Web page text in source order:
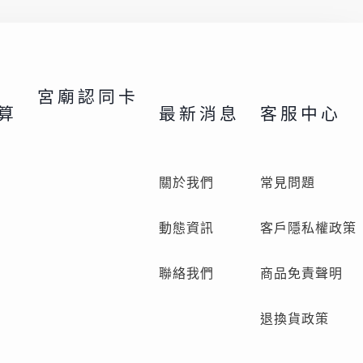
宮廟認同卡
最新消息
關於我們
動態資訊
聯絡我們
客服中心
常見問題
客戶隱私權政策
商品免責聲明
退換貨政策